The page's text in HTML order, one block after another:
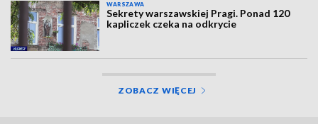
WARSZAWA
Sekrety warszawskiej Pragi. Ponad 120
kapliczek czeka na odkrycie
ZOBACZ WIĘCEJ